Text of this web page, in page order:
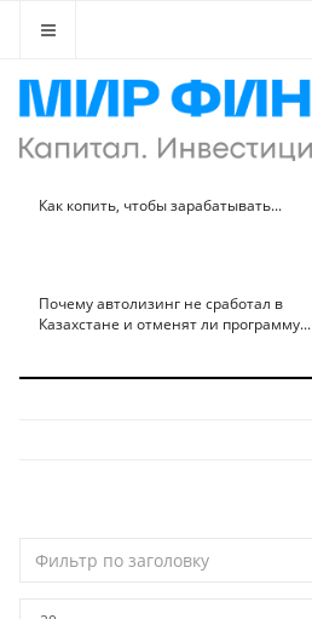
Как копить, чтобы зарабатывать...
Почему автолизинг не сработал в
Казахстане и отменят ли программу...
по